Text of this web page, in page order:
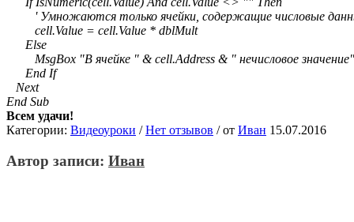
' Умножаются только ячейки, содержащие числовые
cell.Value = cell.Value * dblMult
Else
MsgBox "В ячейке " & cell.Address & " нечисловое значение"
End If
Next
End Sub
Всем удачи!
Категории: Видеоуроки / Нет отзывов /от Иван 15.07.2016
Автор записи: Иван